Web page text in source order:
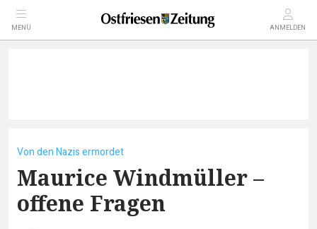
MENÜ ANMELDEN
Von den Nazis ermordet
Maurice Windmüller –
offene Fragen